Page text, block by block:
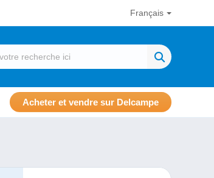
Français
Acheter et vendre sur Delcampe